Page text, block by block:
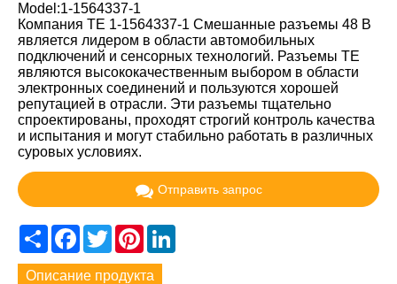
Model:1-1564337-1
Компания TE 1-1564337-1 Смешанные разъемы 48 В
является лидером в области автомобильных
подключений и сенсорных технологий. Разъемы TE
являются высококачественным выбором в области
электронных соединений и пользуются хорошей
репутацией в отрасли. Эти разъемы тщательно
спроектированы, проходят строгий контроль качества
и испытания и могут стабильно работать в различных
суровых условиях.
Отправить запрос
ShareFacebook
TwitterPinterest
Описание продукта